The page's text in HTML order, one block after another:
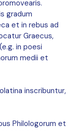
gradum
et in rebus ad
Graecus,
in poesi
medii et
inscribuntur,
Philologorum et